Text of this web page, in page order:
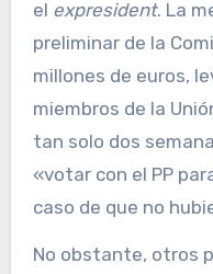
el expresident. La
preliminar de la
millones de euros,
miembros de la
tan solo dos
«votar con el PP
caso de que no
No obstante, otros